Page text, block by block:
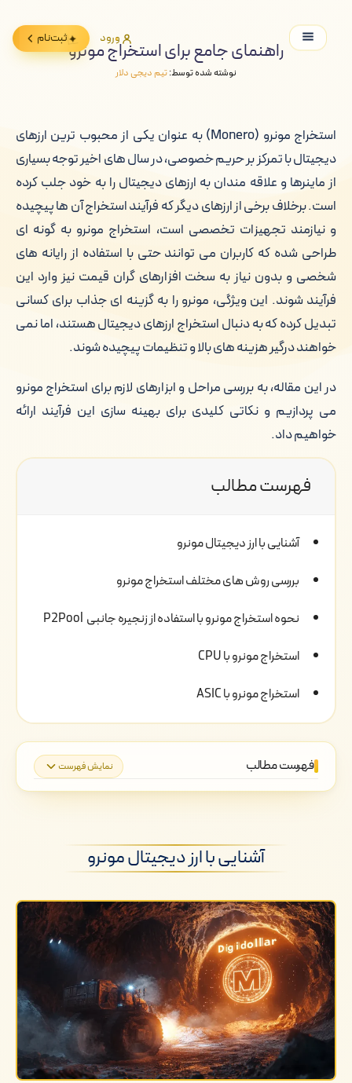
ورود ثبت‌نام
راهنمای جامع برای استخراج مونرو
نوشته شده توسط:تیم دیجی دلار
استخراج مونرو (Monero) به عنوان یکی از محبوب ترین ارزهای
دیجیتال با تمرکز بر حریم خصوصی، در سال های اخیر توجه بسیاری
از ماینرها و علاقه مندان به ارزهای دیجیتال را به خود جلب کرده
است. برخلاف برخی از ارزهای دیگر که فرآیند استخراج آن ها پیچیده
و نیازمند تجهیزات تخصصی است، استخراج مونرو به گونه ای
طراحی شده که کاربران می توانند حتی با استفاده از رایانه های
شخصی و بدون نیاز به سخت افزارهای گران قیمت نیز وارد این
فرآیند شوند. این ویژگی، مونرو را به گزینه ای جذاب برای کسانی
تبدیل کرده که به دنبال استخراج ارزهای دیجیتال هستند، اما نمی
خواهند درگیر هزینه های بالا و تنظیمات پیچیده شوند.
در این مقاله، به بررسی مراحل و ابزارهای لازم برای استخراج مونرو
می پردازیم و نکاتی کلیدی برای بهینه سازی این فرآیند ارائه
خواهیم داد.
فهرست مطالب
آشنایی با ارز دیجیتال مونرو
بررسی روش های مختلف استخراج مونرو
نحوه استخراج مونرو با استفاده از زنجیره جانبی P2Pool
استخراج مونرو با CPU
استخراج مونرو با ASIC
فهرست مطالب نمایش فهرست
آشنایی با ارز دیجیتال مونرو
نحوه استخراج مونرو با استفاده از زنجیره
جانبی P2Pool
استخراج مونرو با CPU
استخراج مونرو با ASIC
آشنایی با ارز دیجیتال مونرو